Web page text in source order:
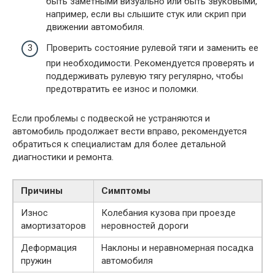
например, если вы слышите стук или скрип при
движении автомобиля.
Проверить состояние рулевой тяги и заменить ее
при необходимости. Рекомендуется проверять и
поддерживать рулевую тягу регулярно, чтобы
предотвратить ее износ и поломки.
Если проблемы с подвеской не устраняются и
автомобиль продолжает вести вправо, рекомендуется
обратиться к специалистам для более детальной
диагностики и ремонта.
Причины
Симптомы
Износ
амортизаторов
Колебания кузова при проезде
неровностей дороги
Деформация
пружин
Наклоны и неравномерная посадка
автомобиля